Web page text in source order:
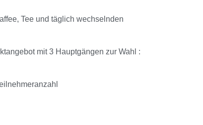
Tee und täglich wechselnden
mit 3 Hauptgängen zur Wahl :